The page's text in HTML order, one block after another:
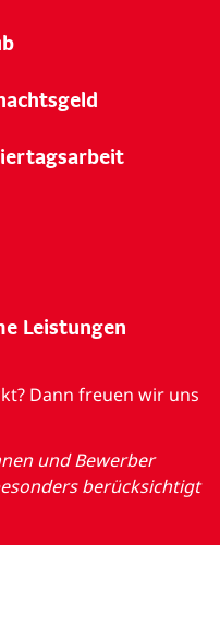
Leistungen
Dann freuen wir uns
und Bewerber
berücksichtigt